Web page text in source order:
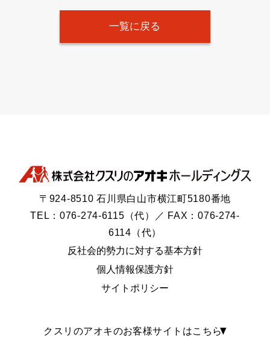
一覧に戻る
〒924-8510 石川県白山市横江町5180番地
TEL：076-274-6115（代）／ FAX：076-274-
6114（代）
反社会的勢力に対する基本方針
個人情報保護方針
サイトポリシー
クスリのアオキのお客様サイトはこちら